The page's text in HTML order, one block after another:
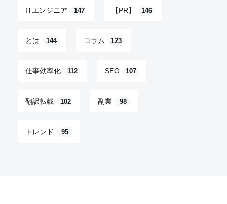
ITエンジニア 147 【PR】 146
とは 144 コラム 123
仕事効率化 112 SEO 107
翻訳転載 102 副業 98
トレンド 95